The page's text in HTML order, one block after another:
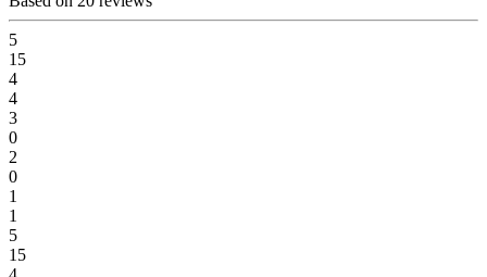
5
15
4
4
3
0
2
0
1
1
5
15